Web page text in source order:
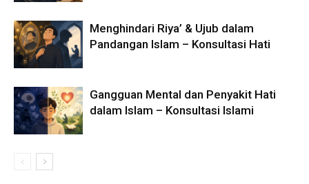
Menghindari Riya’ & Ujub dalam
Pandangan Islam – Konsultasi Hati
Gangguan Mental dan Penyakit Hati
dalam Islam – Konsultasi Islami